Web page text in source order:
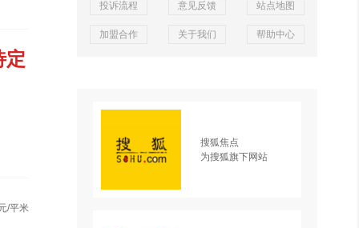
定
/平米
投诉流程 意见反馈 站点地图
加盟合作 关于我们 帮助中心
搜狐焦点
为搜狐旗下网站